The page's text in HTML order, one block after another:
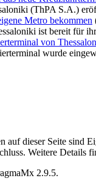
(ThPA S.A.)
Metro bekommen
ist bereit für
von
wurde
auf dieser Seite sind
Weitere Details
2.9.5.